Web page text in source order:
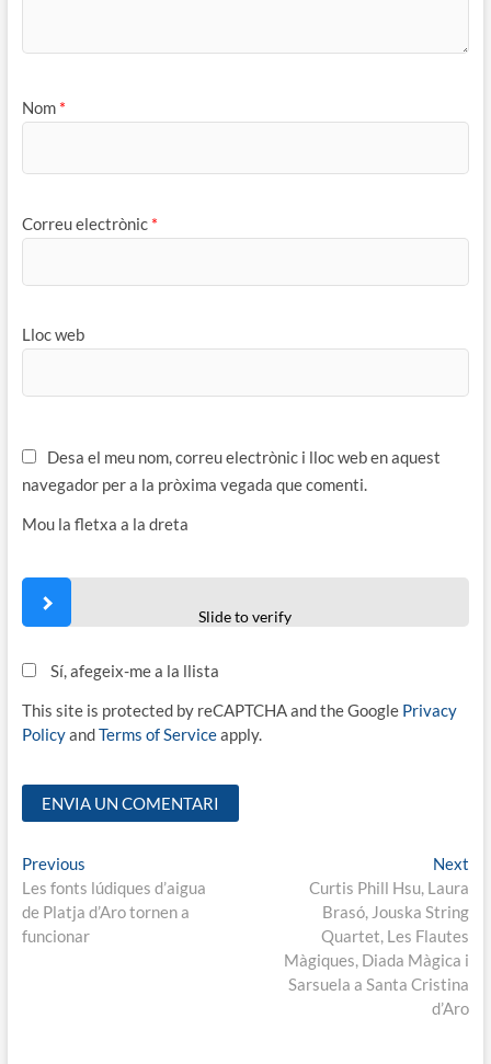
Nom *
Correu electrònic *
Lloc web
Desa el meu nom, correu electrònic i lloc web en aquest
navegador per a la pròxima vegada que comenti.
Mou la fletxa a la dreta
Slide to verify
Sí, afegeix-me a la llista
This site is protected by reCAPTCHA and the Google Privacy
PolicyandTerms of Serviceapply.
Navegació
d'entrades
PreviousPrevious
post:
Les fonts lúdiques d’aigua
de Platja d’Aro tornen a
funcionar
Next
Curtis Phill Hsu, Laura
Brasó, Jouska String
Quartet, Les Flautes
Màgiques, Diada Màgica i
Sarsuela a Santa Cristina
d’Aro